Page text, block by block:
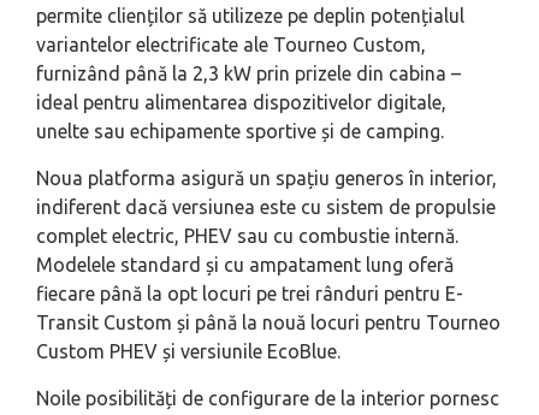
permite clienților să utilizeze pe deplin potențialul
variantelor electrificate ale Tourneo Custom,
furnizând până la 2,3 kW prin prizele din cabina –
ideal pentru alimentarea dispozitivelor digitale,
unelte sau echipamente sportive și de camping.
Noua platforma asigură un spațiu generos în interior,
indiferent dacă versiunea este cu sistem de propulsie
complet electric, PHEV sau cu combustie internă.
Modelele standard și cu ampatament lung oferă
fiecare până la opt locuri pe trei rânduri pentru E-
Transit Custom și până la nouă locuri pentru Tourneo
Custom PHEV și versiunile EcoBlue.
Noile posibilități de configurare de la interior pornesc